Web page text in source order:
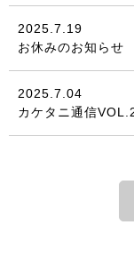
2025.7.19
お休みのお知らせ
2025.7.04
カケタニ通信